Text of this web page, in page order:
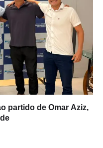
partido de Omar Aziz,